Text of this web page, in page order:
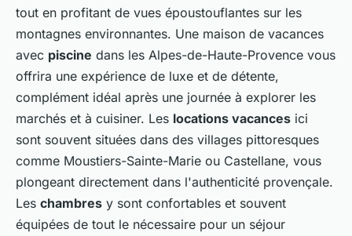
tout en profitant de vues époustouflantes sur les
montagnes environnantes. Une maison de vacances
avec piscine dans les Alpes-de-Haute-Provence vous
offrira une expérience de luxe et de détente,
complément idéal après une journée à explorer les
marchés et à cuisiner. Les locations vacances ici
sont souvent situées dans des villages pittoresques
comme Moustiers-Sainte-Marie ou Castellane, vous
plongeant directement dans l'authenticité provençale.
Les chambres y sont confortables et souvent
équipées de tout le nécessaire pour un séjour